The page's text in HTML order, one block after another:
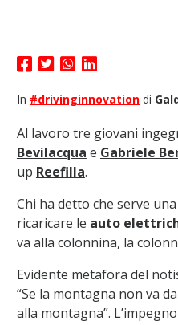
In #drivinginnovationdi
Al lavoro tre giovani
Bevilacqua e Gabriele
up Reefilla.
Chi ha detto che serve
ricaricare le auto
va alla colonnina, la
Evidente metafora del
“Se la montagna non va
alla montagna”.